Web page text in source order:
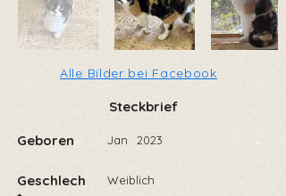
Alle Bilder bei Facebook
Steckbrief
Geboren
Geschlech
Jan 2023
Weiblich